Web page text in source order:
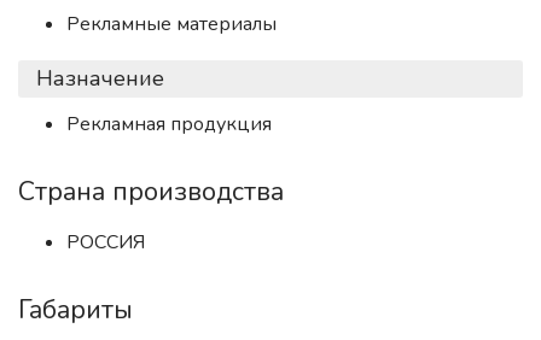
Рекламные материалы
Назначение
Рекламная продукция
Страна производства
РОССИЯ
Габариты